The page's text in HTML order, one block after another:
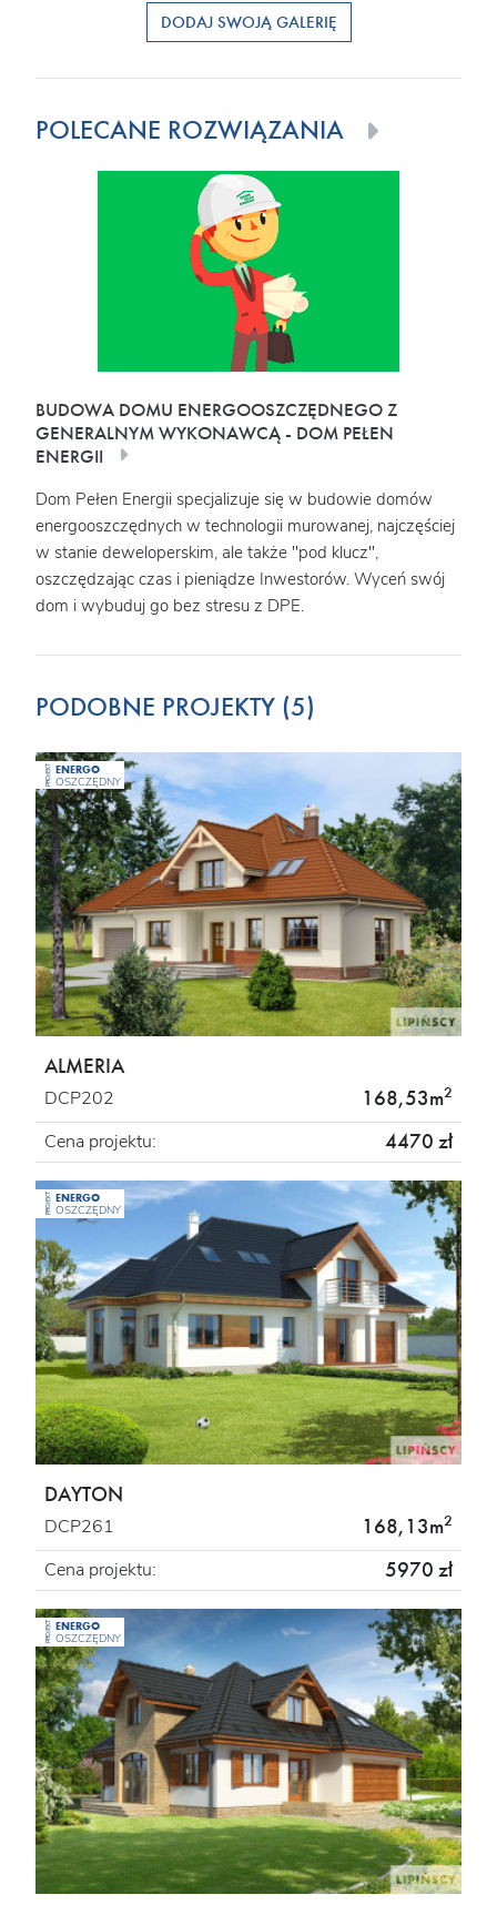
DODAJ SWOJĄ GALERIĘ
POLECANE ROZWIĄZANIA
BUDOWA DOMU ENERGOOSZCZĘDNEGO Z
GENERALNYM WYKONAWCĄ - DOM PEŁEN
ENERGII
Dom Pełen Energii specjalizuje się w budowie domów
energooszczędnych w technologii murowanej, najczęściej
w stanie deweloperskim, ale także "pod klucz",
oszczędzając czas i pieniądze Inwestorów. Wyceń swój
dom i wybuduj go bez stresu z DPE.
PODOBNE PROJEKTY (5)
PROJEKT ENERGO
OSZCZĘDNY
ALMERIA
DCP202 168,53m2
Cena projektu: 4470 zł
PROJEKT ENERGO
OSZCZĘDNY
DAYTON
DCP261 168,13m2
Cena projektu: 5970 zł
PROJEKT ENERGO
OSZCZĘDNY